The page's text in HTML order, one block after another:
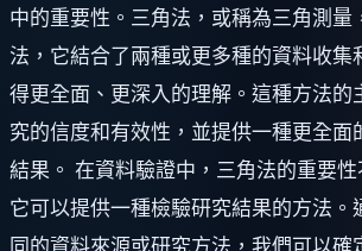
中的重要性。三角法，或稱為三角測量
法，它結合了兩種或更多種的資料收集
得更全面、更深入的理解。這種方法的
究的信度和有效性，並提供一種更全面
結果。 在資料驗證中，三角法的重要性
它可以提供一種檢驗研究結果的方法。
同的資料來源或研究方法，我們可以確